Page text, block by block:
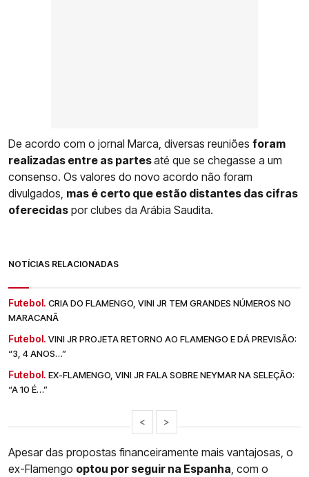
De acordo com o jornal Marca, diversas reuniões foram
realizadas entre as partesaté que se chegasse a um
consenso. Os valores do novo acordo não foram
divulgados, mas é certo que estão distantes das cifras
oferecidas por clubes da Arábia Saudita.
NOTÍCIAS RELACIONADAS
Futebol. CRIA DO FLAMENGO, VINI JR TEM GRANDES NÚMEROS NO
MARACANÃ
Futebol. VINI JR PROJETA RETORNO AO FLAMENGO E DÁ PREVISÃO:
“3, 4 ANOS…”
Futebol. EX-FLAMENGO, VINI JR FALA SOBRE NEYMAR NA SELEÇÃO:
“A 10 É…”
< >
Apesar das propostas financeiramente mais vantajosas, o
ex-Flamengo optou por seguir na Espanha, com o